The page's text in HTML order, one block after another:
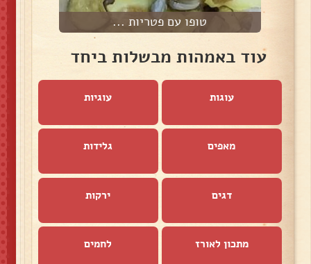
טופו עם פטריות ...
עוד באמהות מבשלות ביחד
עוגות עוגיות
מאפים גלידות
דגים ירקות
מתכון לאורז לחמים